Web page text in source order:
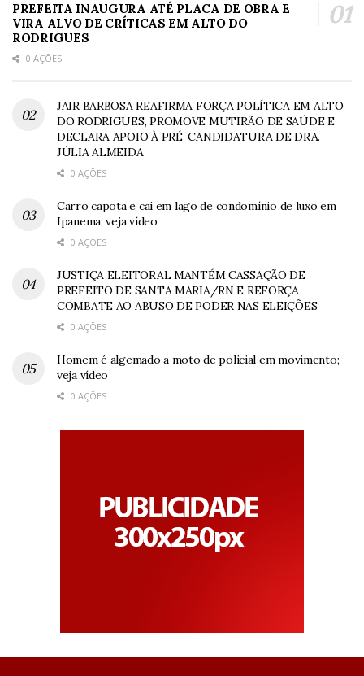
PREFEITA INAUGURA ATÉ PLACA DE OBRA E
VIRA ALVO DE CRÍTICAS EM ALTO DO
RODRIGUES
0 AÇÕES
JAIR BARBOSA REAFIRMA FORÇA POLÍTICA EM ALTO
DO RODRIGUES, PROMOVE MUTIRÃO DE SAÚDE E
DECLARA APOIO À PRÉ-CANDIDATURA DE DRA.
JÚLIA ALMEIDA
0 AÇÕES
Carro capota e cai em lago de condomínio de luxo em
Ipanema; veja vídeo
0 AÇÕES
JUSTIÇA ELEITORAL MANTÉM CASSAÇÃO DE
PREFEITO DE SANTA MARIA/RN E REFORÇA
COMBATE AO ABUSO DE PODER NAS ELEIÇÕES
0 AÇÕES
Homem é algemado a moto de policial em movimento;
veja vídeo
0 AÇÕES